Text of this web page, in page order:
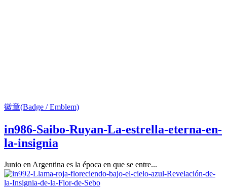
徽章(Badge / Emblem)
in986-Saibo-Ruyan-La-estrella-eterna-en-
la-insignia
Junio en Argentina es la época en que se entre...